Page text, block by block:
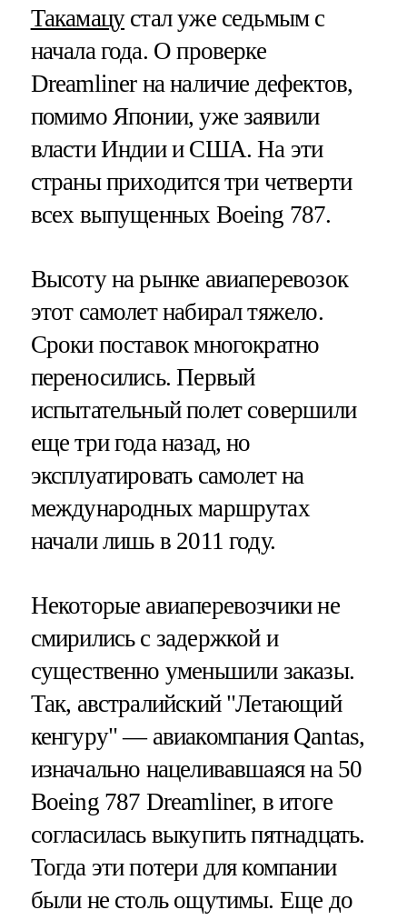
Такамацустал уже седьмым с
начала года. О проверке
Dreamliner на наличие дефектов,
помимо Японии, уже заявили
власти Индии и США. На эти
страны приходится три четверти
всех выпущенных Boeing 787.
Высоту на рынке авиаперевозок
этот самолет набирал тяжело.
Сроки поставок многократно
переносились. Первый
испытательный полет совершили
еще три года назад, но
эксплуатировать самолет на
международных маршрутах
начали лишь в 2011 году.
Некоторые авиаперевозчики не
смирились с задержкой и
существенно уменьшили заказы.
Так, австралийский "Летающий
кенгуру" — авиакомпания Qantas,
изначально нацеливавшаяся на 50
Boeing 787 Dreamliner, в итоге
согласилась выкупить пятнадцать.
Тогда эти потери для компании
были не столь ощутимы. Еще до